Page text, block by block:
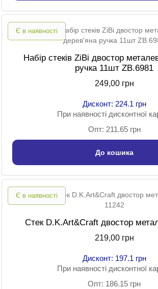
Є в наявності
Набір стеків ZiBi двостор
ручка 11шт ZB.6981
249,00 грн
Дисконт: 224.1 грн
При наявності дисконтної
Опт: 211.65 грн
До кошика
Є в наявності
Стек D.K.Art&Craft двостор
219,00 грн
Дисконт: 197.1 грн
При наявності дисконтної
Опт: 186.15 грн